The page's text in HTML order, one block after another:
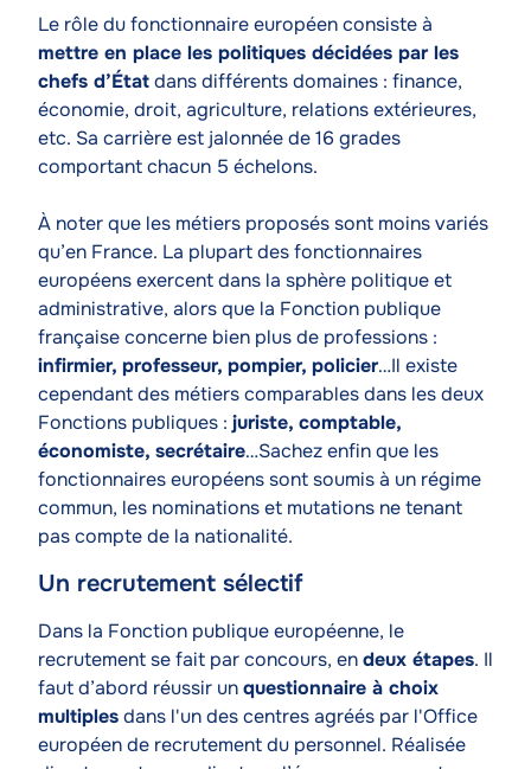
Texte
Le rôle du fonctionnaire européen consiste à
mettre en place les politiques décidées par les
chefs d’Étatdans différents domaines : finance,
économie, droit, agriculture, relations extérieures,
etc. Sa carrière est jalonnée de 16 grades
comportant chacun 5 échelons.
À noter que les métiers proposés sont moins variés
qu’en France. La plupart des fonctionnaires
européens exercent dans la sphère politique et
administrative, alors que la Fonction publique
française concerne bien plus de professions :
infirmier, professeur, pompier, policier…Il existe
cependant des métiers comparables dans les deux
Fonctions publiques : juriste, comptable,
économiste, secrétaire…Sachez enfin que les
fonctionnaires européens sont soumis à un régime
commun, les nominations et mutations ne tenant
pas compte de la nationalité.
Un recrutement sélectif
Texte
Dans la Fonction publique européenne, le
recrutement se fait par concours, endeux étapes. Il
faut d’abord réussir unquestionnaire à choix
multiplesdans l'un des centres agréés par l'Office
européen de recrutement du personnel. Réalisée